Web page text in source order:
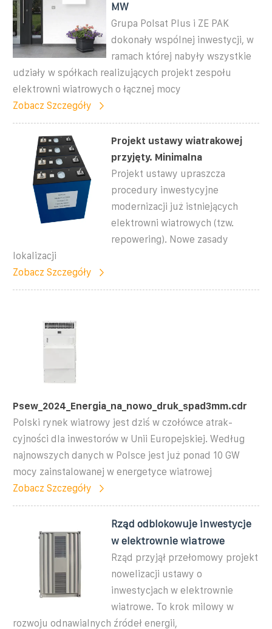
MW
Grupa Polsat Plus i ZE PAK
dokonały wspólnej inwestycji, w
ramach której nabyły wszystkie
udziały w spółkach realizujących projekt zespołu
elektrowni wiatrowych o łącznej mocy
Zobacz Szczegóły
Projekt ustawy wiatrakowej
przyjęty. Minimalna
Projekt ustawy upraszcza
procedury inwestycyjne
modernizacji już istniejących
elektrowni wiatrowych (tzw.
repowering). Nowe zasady
lokalizacji
Zobacz Szczegóły
Psew_2024_Energia_na_nowo_druk_spad3mm.cdr
Polski rynek wiatrowy jest dziś w czołówce atrak-
cyjności dla inwestorów w Unii Europejskiej. Według
najnowszych danych w Polsce jest już ponad 10 GW
mocy zainstalowanej w energetyce wiatrowej
Zobacz Szczegóły
Rząd odblokowuje inwestycje
w elektrownie wiatrowe
Rząd przyjął przełomowy projekt
nowelizacji ustawy o
inwestycjach w elektrownie
wiatrowe. To krok milowy w
rozwoju odnawialnych źródeł energii,